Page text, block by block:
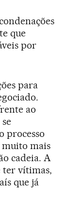
que
por
para
ao
processo
muito mais
cadeia. A
ter vítimas,
que já